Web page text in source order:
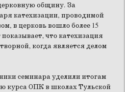
общину. За
катехизации, проводимой
в церковь вошло более 15
что катехизация
когда является делом
семинара уделили итогам
курса ОПК в школах Тульской